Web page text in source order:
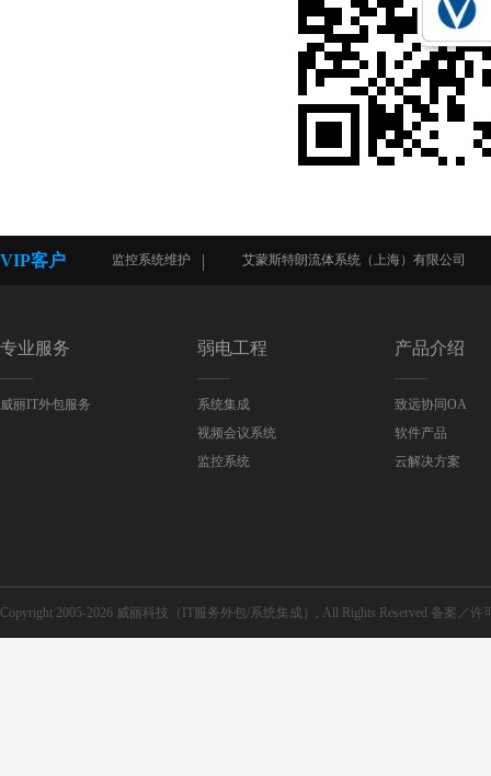
VIP客户
络、监控系统维护 艾蒙斯特朗流体系统（上海）有限公司
专业服务
威丽IT外包服务
弱电工程
系统集成
视频会议系统
监控系统
产品介绍
致远协同OA
软件产品
云解决方案
Copyright 2005-2026 威丽科技（IT服务外包/系统集成）, All Rights Reserved 备案／